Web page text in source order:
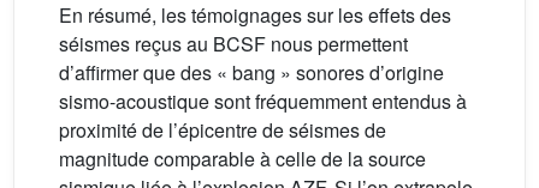
En résumé, les témoignages sur les effets des
séismes reçus au BCSF nous permettent
d’affirmer que des « bang » sonores d’origine
sismo-acoustique sont fréquemment entendus à
proximité de l’épicentre de séismes de
magnitude comparable à celle de la source